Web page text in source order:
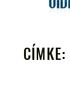
CÍMKE: